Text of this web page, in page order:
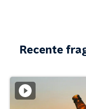
Recente